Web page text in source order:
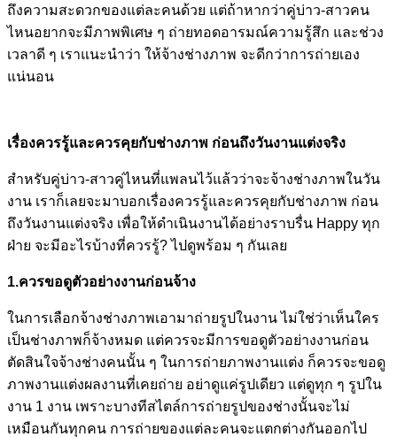
ถึงความสะดวกของแต่ละคนด้วย แต่ถ้าหากว่าคู่บ่าว-สาวคน
ไหนอยากจะมีภาพพิเศษ ๆ ถ่ายทอดอารมณ์ความรู้สึก และช่วง
เวลาดี ๆ เราแนะนำว่า ให้จ้างช่างภาพ จะดีกว่าการถ่ายเอง
แน่นอน
เรื่องควรรู้และควรคุยกับช่างภาพ ก่อนถึงวันงานแต่งจริง
สำหรับคู่บ่าว-สาวคู่ไหนที่แพลนไว้แล้วว่าจะจ้างช่างภาพในวัน
งาน เราก็เลยจะมาบอกเรื่องควรรู้และควรคุยกับช่างภาพ ก่อน
ถึงวันงานแต่งจริง เพื่อให้ดำเนินงานได้อย่างราบรื่น Happy ทุก
ฝ่าย จะมีอะไรบ้างที่ควรรู้? ไปดูพร้อม ๆ กันเลย
1.ควรขอดูตัวอย่างงานก่อนจ้าง
ในการเลือกจ้างช่างภาพเอามาถ่ายรูปในงาน ไม่ใช่ว่าเห็นใคร
เป็นช่างภาพก็จ้างหมด แต่ควรจะมีการขอดูตัวอย่างงานก่อน
ตัดสินใจจ้างช่างคนนั้น ๆ ในการถ่ายภาพงานแต่ง ก็ควรจะขอดู
ภาพงานแต่งผลงานที่เคยถ่าย อย่าดูแค่รูปเดียว แต่ดูทุก ๆ รูปใน
งาน 1 งาน เพราะบางทีสไตล์การถ่ายรูปของช่างนั้นจะไม่
เหมือนกันทุกคน การถ่ายของแต่ละคนจะแตกต่างกันออกไป